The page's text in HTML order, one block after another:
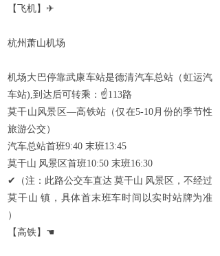
【飞机】 ✈
杭州萧山机场
机场大巴停靠武康车站是德清汽车总站（虹运汽
车站),到达后可转乘： ☝113路
莫干山风景区—高铁站（仅在5-10月份的季节性
旅游公交）
汽车总站首班9:40 末班13:45
莫干山 风景区首班10:50 末班16:30
✔
（注：此路公交车直达 莫干山 风景区，不经过
莫干山 镇，具体首末班车时间以实时站牌为准
）
【高铁】 ☚